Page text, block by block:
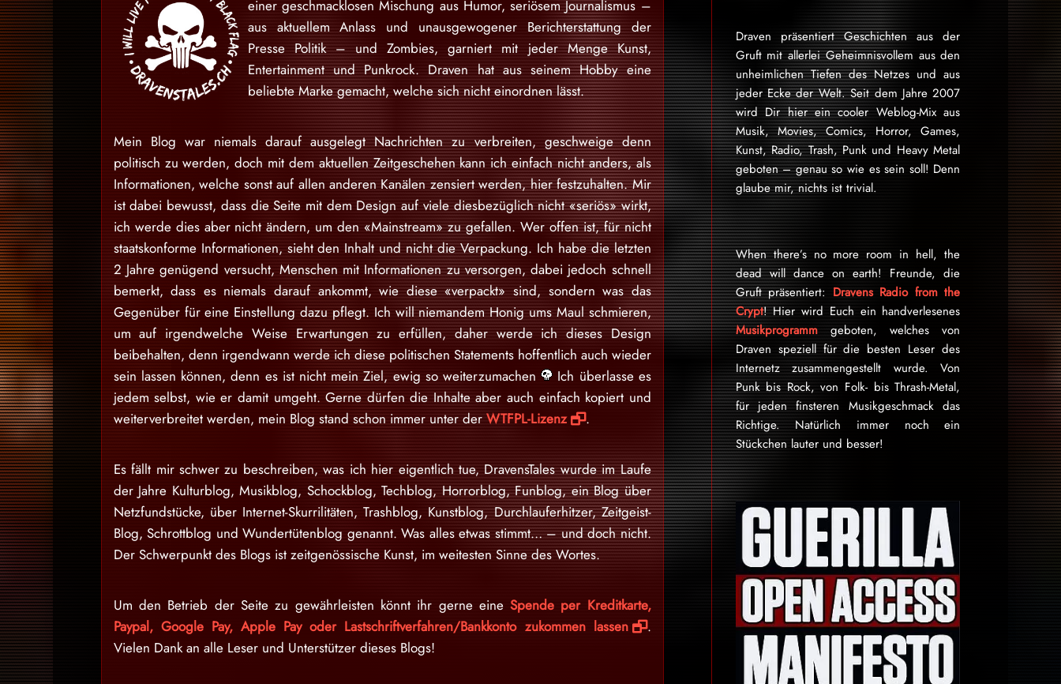
einer geschmacklosen Mischung aus Humor, seriösem Journalismus –
aus aktuellem Anlass und unausgewogener Berichterstattung der
Presse Politik – und Zombies, garniert mit jeder Menge Kunst,
Entertainment und Punkrock. Draven hat aus seinem Hobby eine
beliebte Marke gemacht, welche sich nicht einordnen lässt.
Mein Blog war niemals darauf ausgelegt Nachrichten zu verbreiten, geschweige denn
politisch zu werden, doch mit dem aktuellen Zeitgeschehen kann ich einfach nicht anders, als
Informationen, welche sonst auf allen anderen Kanälen zensiert werden, hier festzuhalten. Mir
ist dabei bewusst, dass die Seite mit dem Design auf viele diesbezüglich nicht «seriös» wirkt,
ich werde dies aber nicht ändern, um den «Mainstream» zu gefallen. Wer offen ist, für nicht
staatskonforme Informationen, sieht den Inhalt und nicht die Verpackung. Ich habe die letzten
2 Jahre genügend versucht, Menschen mit Informationen zu versorgen, dabei jedoch schnell
bemerkt, dass es niemals darauf ankommt, wie diese «verpackt» sind, sondern was das
Gegenüber für eine Einstellung dazu pflegt. Ich will niemandem Honig ums Maul schmieren,
um auf irgendwelche Weise Erwartungen zu erfüllen, daher werde ich dieses Design
beibehalten, denn irgendwann werde ich diese politischen Statements hoffentlich auch wieder
sein lassen können, denn es ist nicht mein Ziel, ewig so weiterzumachen
Ich überlasse es
jedem selbst, wie er damit umgeht. Gerne dürfen die Inhalte aber auch einfach kopiert und
weiterverbreitet werden, mein Blog stand schon immer unter der WTFPL-Lizenz .
Es fällt mir schwer zu beschreiben, was ich hier eigentlich tue, DravensTales wurde im Laufe
der Jahre Kulturblog, Musikblog, Schockblog, Techblog, Horrorblog, Funblog, ein Blog über
Netzfundstücke, über Internet-Skurrilitäten, Trashblog, Kunstblog, Durchlauferhitzer, Zeitgeist-
Blog, Schrottblog und Wundertütenblog genannt. Was alles etwas stimmt… – und doch nicht.
Der Schwerpunkt des Blogs ist zeitgenössische Kunst, im weitesten Sinne des Wortes.
Um den Betrieb der Seite zu gewährleisten könnt ihr gerne eineSpende per Kreditkarte,
Paypal, Google Pay, Apple Pay oder Lastschriftverfahren/Bankkonto zukommen lassen
.
Vielen Dank an alle Leser und Unterstützer dieses Blogs!
Draven präsentiert Geschichten aus der
Gruft mit allerlei Geheimnisvollem aus den
unheimlichen Tiefen des Netzes und aus
jeder Ecke der Welt. Seit dem Jahre 2007
wird Dir hier ein cooler Weblog-Mix aus
Musik, Movies, Comics, Horror, Games,
Kunst, Radio, Trash, Punk und Heavy Metal
geboten – genau so wie es sein soll! Denn
glaube mir, nichts ist trivial.
When there’s no more room in hell, the
dead will dance on earth! Freunde, die
Gruft präsentiert: Dravens Radio from the
Crypt! Hier wird Euch ein handverlesenes
Musikprogrammgeboten, welches von
Draven speziell für die besten Leser des
Internetz zu­sammen­ge­stellt wurde. Von
Punk bis Rock, von Folk- bis Thrash-Metal,
für je­den finsteren Mu­sik­ge­schmack das
Rich­tige. Natürlich immer noch ein
Stückchen lauter und besser!